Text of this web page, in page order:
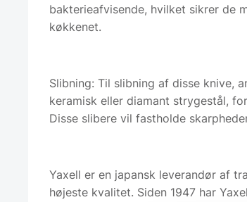
bakterieafvisende, hvilket sikrer de
køkkenet.
Slibning: Til slibning af disse knive,
keramisk eller diamant strygestål,
Disse slibere vil fastholde
Yaxell er en japansk leverandør af
højeste kvalitet. Siden 1947 har